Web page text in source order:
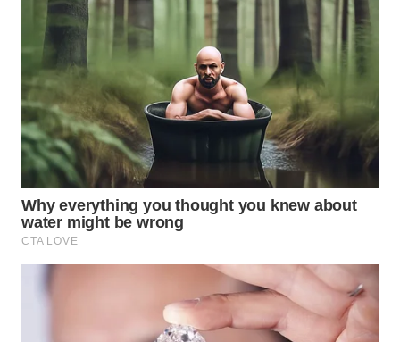
WN
BEKASI
WN
BOGOR
WN
DEPOK
WN
TAPANULI
UTARA